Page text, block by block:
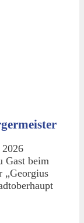
Gast beim
„Georgius